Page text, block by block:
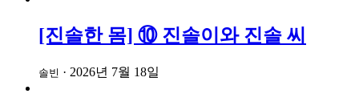
[진솔한 몸] ⑩ 진솔이와 진솔 씨
솔빈 · 2026년 7월 18일